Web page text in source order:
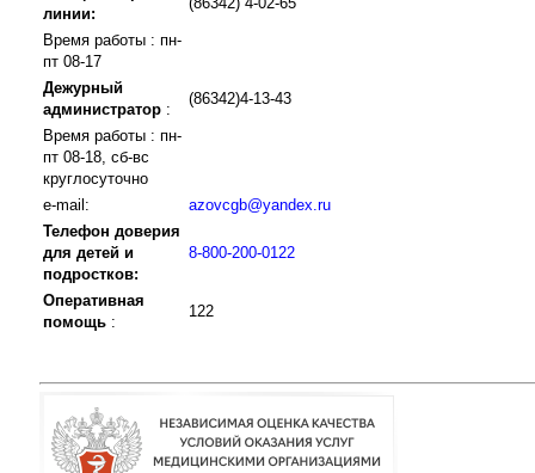
линии:
Время работы : пн-
пт 08-17
Дежурный
администратор :
(86342)4-13-43
Время работы : пн-
пт 08-18, сб-вс
круглосуточно
e-mail:
azovcgb@yandex.ru
Телефон доверия
для детей и
подростков:
8-800-200-0122
Оперативная
помощь :
122